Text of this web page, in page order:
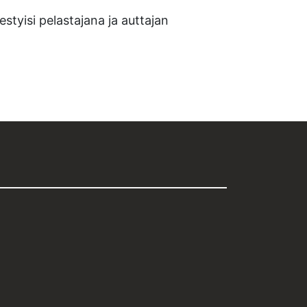
pelastajana ja auttajan